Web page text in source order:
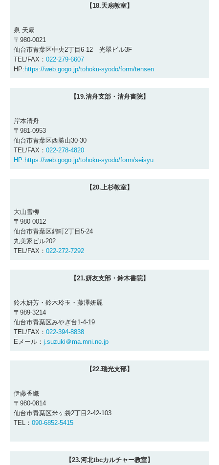
【18.天扇教室】
泉 天扇
〒980-0021
仙台市青葉区中央2丁目6-12 光翠ビル3F
TEL/FAX： 022-279-6607
HP:https://web.gogo.jp/tohoku-syodo/form/tensen
【19.清舟支部・清舟書院】
岸本清舟
〒981-0953
仙台市青葉区西勝山30-30
TEL/FAX： 022-278-4820
HP:https://web.gogo.jp/tohoku-syodo/form/seisyu
【20.上杉教室】
大山雪柳
〒980-0012
仙台市青葉区錦町2丁目5-24
丸美家ビル202
TEL/FAX： 022-272-7292
【21.妍友支部・鈴木書院】
鈴木妍芳・鈴木玲玉・藤澤妍麗
〒989-3214
仙台市青葉区みやぎ台1-4-19
TEL/FAX： 022-394-8838
Eメール： j.suzuki＠ma.mni.ne.jp
【22.瑞光支部】
伊藤香織
〒980-0814
仙台市青葉区米ヶ袋2丁目2-42-103
TEL： 090-6852-5415
【23.河北tbcカルチャー教室】